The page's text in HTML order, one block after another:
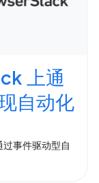
上通
自动化
事件驱动型自